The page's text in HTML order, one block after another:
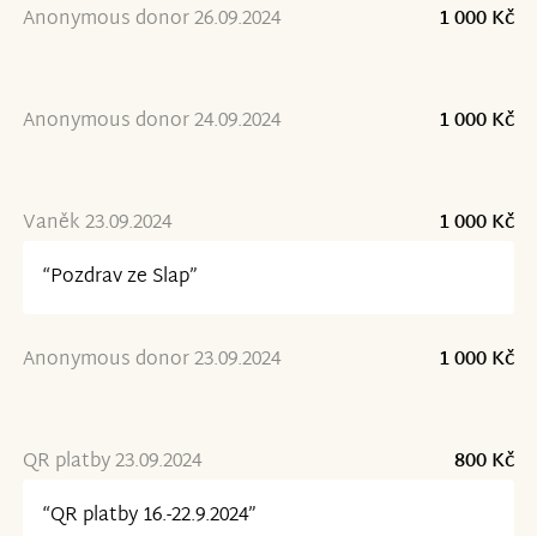
Anonymous donor 26.09.2024 1 000 Kč
Anonymous donor 24.09.2024 1 000 Kč
Vaněk 23.09.2024
1 000 Kč
“Pozdrav ze Slap”
Anonymous donor 23.09.2024 1 000 Kč
QR platby 23.09.2024
800 Kč
“QR platby 16.-22.9.2024”